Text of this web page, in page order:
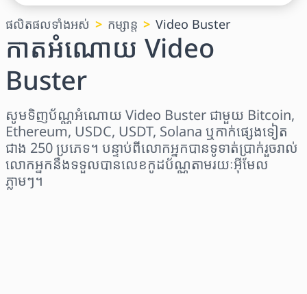
ផលិតផលទាំងអស់ កម្សាន្ត Video Buster
កាតអំណោយ Video
Buster
សូមទិញប័ណ្ណអំណោយ Video Buster ជាមួយ Bitcoin,
Ethereum, USDC, USDT, Solana ឬកាក់ផ្សេងទៀត
ជាង 250 ប្រភេទ។ បន្ទាប់ពីលោកអ្នកបានទូទាត់ប្រាក់រួចរាល់
លោកអ្នកនឹងទទួលបានលេខកូដប័ណ្ណតាមរយៈអ៊ីមែល
ភ្លាមៗ។